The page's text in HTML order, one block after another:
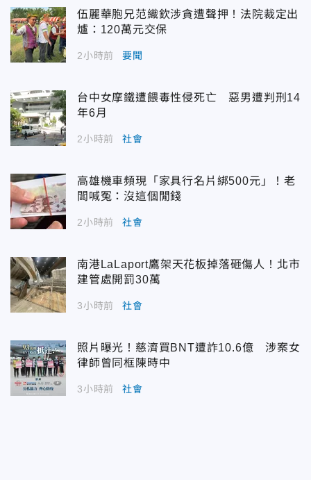
伍麗華胞兄范織欽涉貪遭聲押！法院裁定出
爐：120萬元交保
2小時前 要聞
台中女摩鐵遭餵毒性侵死亡 惡男遭判刑14
年6月
2小時前 社會
高雄機車頻現「家具行名片綁500元」！老
闆喊冤：沒這個閒錢
2小時前 社會
南港LaLaport鷹架天花板掉落砸傷人！北市
建管處開罰30萬
3小時前 社會
照片曝光！慈濟買BNT遭詐10.6億 涉案女
律師曾同框陳時中
3小時前 社會